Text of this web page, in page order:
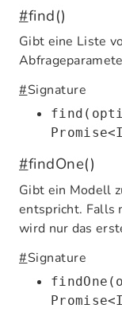
#find()
Gibt eine Liste
#Signature
#findOne()
Gibt ein Modell
entspricht. Falls
wird nur das
#Signature